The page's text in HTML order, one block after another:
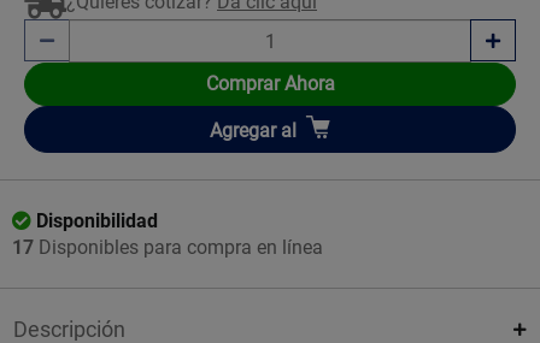
Comprar Ahora
Añadir
Agregar al
Disponibilidad
17 Disponibles para compra en línea
Descripción